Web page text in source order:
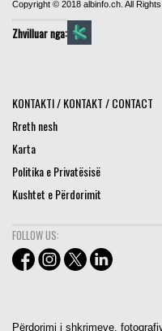
Copyright © 2018 albinfo.ch. All Rights
Zhvilluar nga:
KONTAKTI / KONTAKT / CONTACT
Rreth nesh
Karta
Politika e Privatësisë
Kushtet e Përdorimit
FOLLOW US:
Përdorimi i shkrimeve,